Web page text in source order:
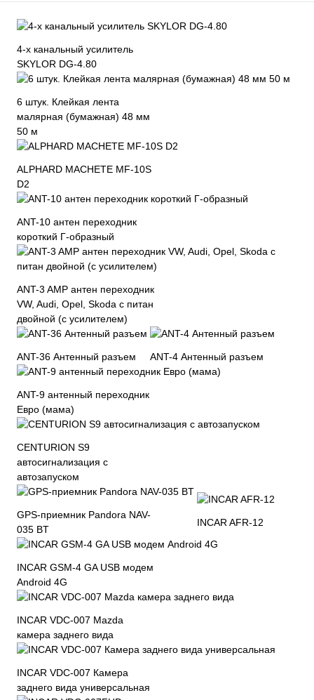
4-х канальный усилитель
SKYLOR DG-4.80
6 штук. Клейкая лента
малярная (бумажная) 48 мм
50 м
ALPHARD MACHETE MF-10S
D2
ANT-10 антен переходник
короткий Г-образный
ANT-3 AMP антен переходник
VW, Audi, Opel, Skoda с питан
двойной (с усилителем)
ANT-36 Антенный разъем ANT-4 Антенный разъем
ANT-9 антенный переходник
Евро (мама)
CENTURION S9
автосигнализация с
автозапуском
GPS-приемник Pandora NAV-
035 BT
INCAR AFR-12
INCAR GSM-4 GA USB модем
Android 4G
INCAR VDC-007 Mazda
камера заднего вида
INCAR VDC-007 Камера
заднего вида универсальная